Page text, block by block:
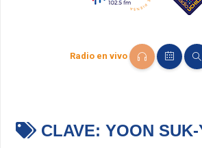
Radio en vivo
CLAVE: YOON